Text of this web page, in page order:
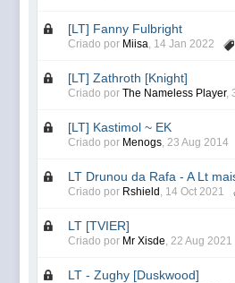
[LT] Fanny Fulbright
Criado por Miisa, 14 Jan 2022
[LT] Zathroth [Knight]
Criado por The Nameless Player,
[LT] Kastimol ~ EK
Criado por Menogs, 23 Aug 2014
LT Drunou da Rafa - A Lt
Criado por Rshield , 14 Oct 2021
LT [TVIER]
Criado por Mr Xisde, 22 Aug 2021
LT - Zughy [Duskwood]